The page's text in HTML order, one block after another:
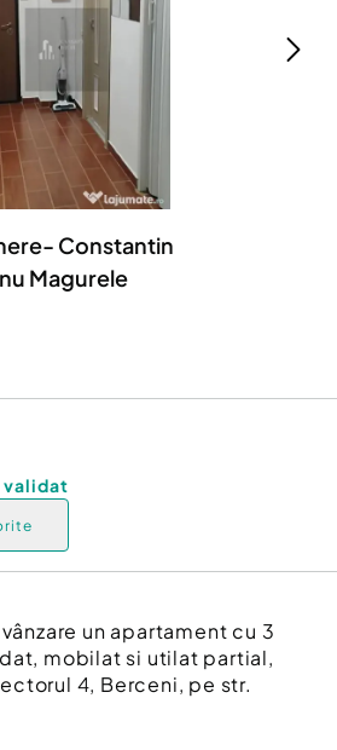
profesionale
Constantin
Magurele
validat
un apartament cu 3
mobilat si utilat partial,
4, Berceni, pe str.